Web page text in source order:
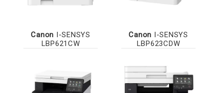
Canon I-SENSYS
LBP621CW
Canon I-SENSYS
LBP623CDW